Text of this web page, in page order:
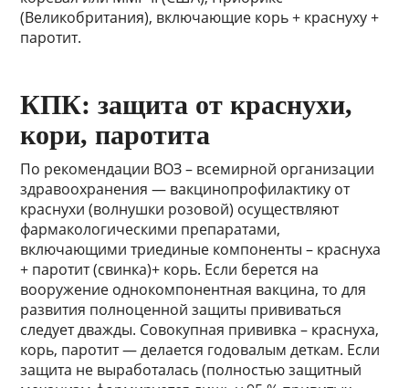
(Великобритания), включающие корь + краснуху +
паротит.
КПК: защита от краснухи,
кори, паротита
По рекомендации ВОЗ – всемирной организации
здравоохранения — вакцинопрофилактику от
краснухи (волнушки розовой) осуществляют
фармакологическими препаратами,
включающими триединые компоненты – краснуха
+ паротит (свинка)+ корь. Если берется на
вооружение однокомпонентная вакцина, то для
развития полноценной защиты прививаться
следует дважды. Совокупная прививка – краснуха,
корь, паротит — делается годовалым деткам. Если
защита не выработалась (полностью защитный